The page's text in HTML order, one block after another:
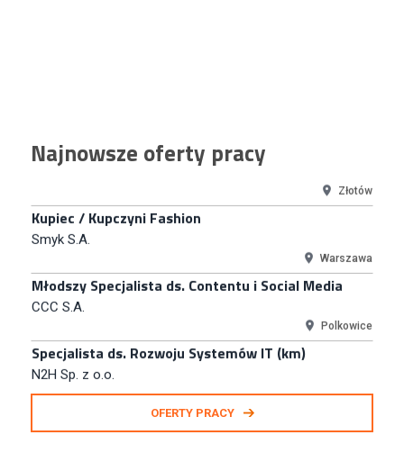
Najnowsze oferty pracy
TERG S.A.
Smyk S.A.
Młodszy Specjalista ds. Contentu i Social Media
CCC S.A.
N2H Sp. z o.o.
Zastępca Kierownika Salonu CH Riviera (m/k)
OFERTY PRACY